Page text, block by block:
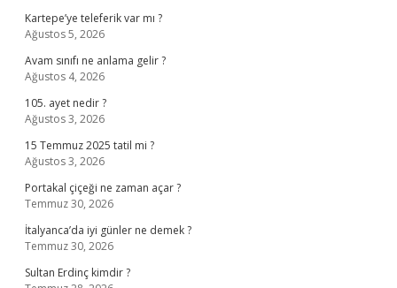
Kartepe’ye teleferik var mı ?
Ağustos 5, 2026
Avam sınıfı ne anlama gelir ?
Ağustos 4, 2026
105. ayet nedir ?
Ağustos 3, 2026
15 Temmuz 2025 tatil mi ?
Ağustos 3, 2026
Portakal çiçeği ne zaman açar ?
Temmuz 30, 2026
İtalyanca’da iyi günler ne demek ?
Temmuz 30, 2026
Sultan Erdinç kimdir ?